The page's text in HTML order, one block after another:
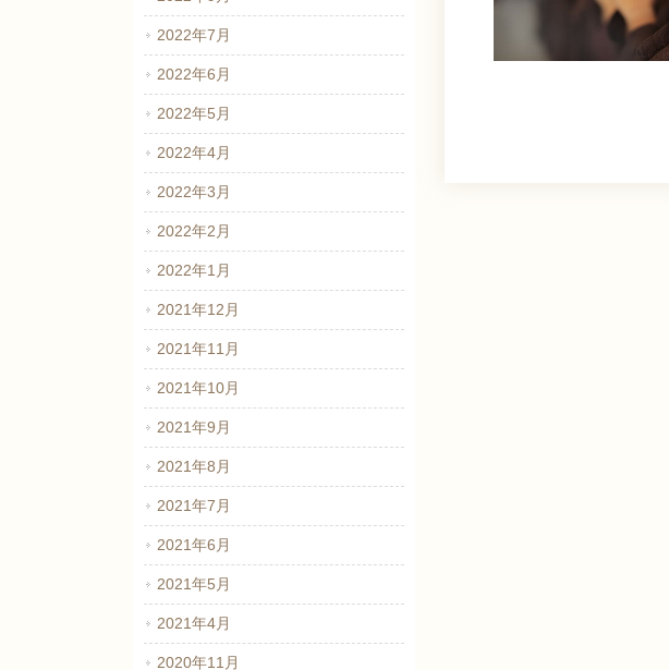
2022年7月
2022年6月
2022年5月
2022年4月
2022年3月
2022年2月
2022年1月
2021年12月
2021年11月
2021年10月
2021年9月
2021年8月
2021年7月
2021年6月
2021年5月
2021年4月
2020年11月